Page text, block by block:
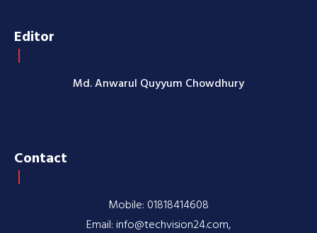
Editor
Md. Anwarul Quyyum Chowdhury
Contact
Mobile: 01818414608
Email: info@techvision24.com,